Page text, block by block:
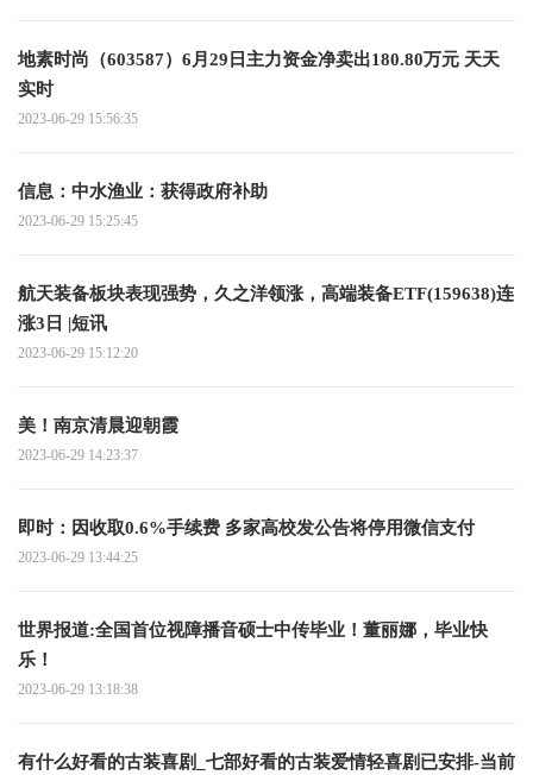
地素时尚（603587）6月29日主力资金净卖出180.80万元 天天
实时
2023-06-29 15:56:35
信息：中水渔业：获得政府补助
2023-06-29 15:25:45
航天装备板块表现强势，久之洋领涨，高端装备ETF(159638)连
涨3日 |短讯
2023-06-29 15:12:20
美！南京清晨迎朝霞
2023-06-29 14:23:37
即时：因收取0.6%手续费 多家高校发公告将停用微信支付
2023-06-29 13:44:25
世界报道:全国首位视障播音硕士中传毕业！董丽娜，毕业快
乐！
2023-06-29 13:18:38
有什么好看的古装喜剧_七部好看的古装爱情轻喜剧已安排-当前